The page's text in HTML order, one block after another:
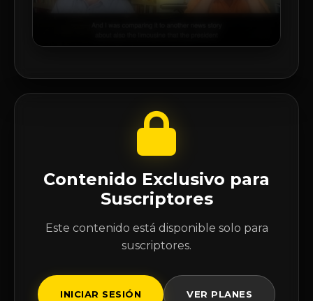
Contenido Exclusivo para
Suscriptores
Este contenido está disponible solo para
suscriptores.
INICIAR SESIÓN VER PLANES